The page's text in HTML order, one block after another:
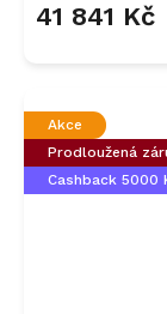
41 841 Kč
Akce
Prodloužená
Cashback 5000